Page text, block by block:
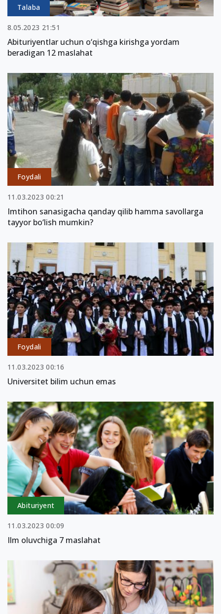
Talaba
8.05.2023 21:51
Abituriyentlar uchun o‘qishga kirishga yordam
beradigan 12 maslahat
Foydali
11.03.2023 00:21
Imtihon sanasigacha qanday qilib hamma savollarga
tayyor bo‘lish mumkin?
Foydali
11.03.2023 00:16
Universitet bilim uchun emas
Abituriyent
11.03.2023 00:09
Ilm oluvchiga 7 maslahat